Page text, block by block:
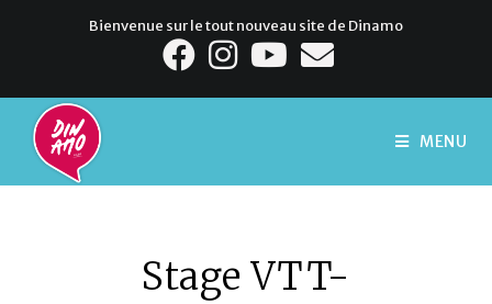
Bienvenue sur le tout nouveau site de Dinamo
MENU
Stage VTT-